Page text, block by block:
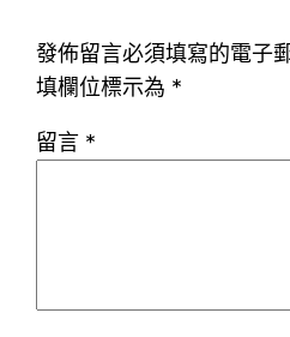
發佈留言必須填寫的電子
填欄位標示為 *
留言 *